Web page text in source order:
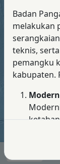
Badan
melakukan
teknis,
pemangku
kabupaten.